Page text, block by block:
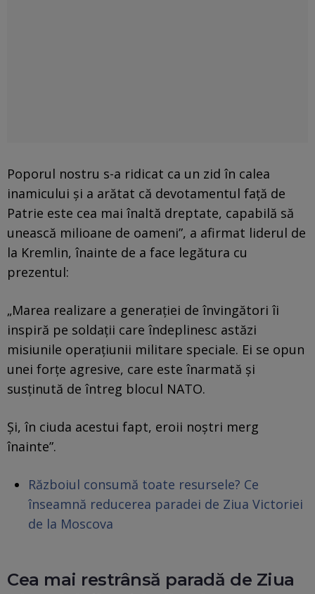
Poporul nostru s-a ridicat ca un zid în calea
inamicului şi a arătat că devotamentul faţă de
Patrie este cea mai înaltă dreptate, capabilă să
unească milioane de oameni”, a afirmat liderul de
la Kremlin, înainte de a face legătura cu
prezentul:
„Marea realizare a generaţiei de învingători îi
inspiră pe soldaţii care îndeplinesc astăzi
misiunile operaţiunii militare speciale. Ei se opun
unei forţe agresive, care este înarmată şi
susţinută de întreg blocul NATO.
Şi, în ciuda acestui fapt, eroii noştri merg
înainte”.
Războiul consumă toate resursele? Ce
înseamnă reducerea paradei de Ziua Victoriei
de la Moscova
Cea mai restrânsă paradă de Ziua